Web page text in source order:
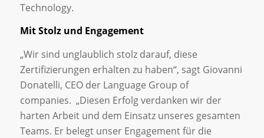
Technology.
Mit Stolz und Engagement
„Wir sind unglaublich stolz darauf, diese
Zertifizierungen erhalten zu haben“, sagt Giovanni
Donatelli, CEO der Language Group of
companies. „Diesen Erfolg verdanken wir der
harten Arbeit und dem Einsatz unseres gesamten
Teams. Er belegt unser Engagement für die